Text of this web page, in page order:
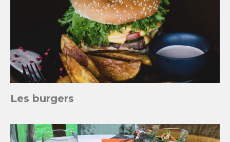
Les burgers